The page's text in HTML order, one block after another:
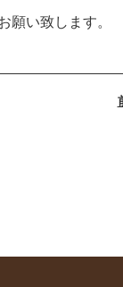
願い致します。